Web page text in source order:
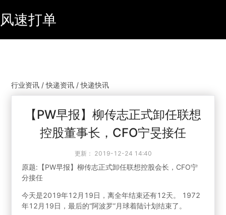
风速打单
行业资讯 / 快递资讯 / 快递快讯
【PW早报】柳传志正式卸任联想
控股董事长，CFO宁旻接任
更新： 2019-12-24 14:40
原题:【PW早报】柳传志正式卸任联想控股会长，CFO宁
分接任
今天是2019年12月19日，离全年结束还有12天。 1972
年12月19日，最后的“阿波罗”月球着陆计划结束了。